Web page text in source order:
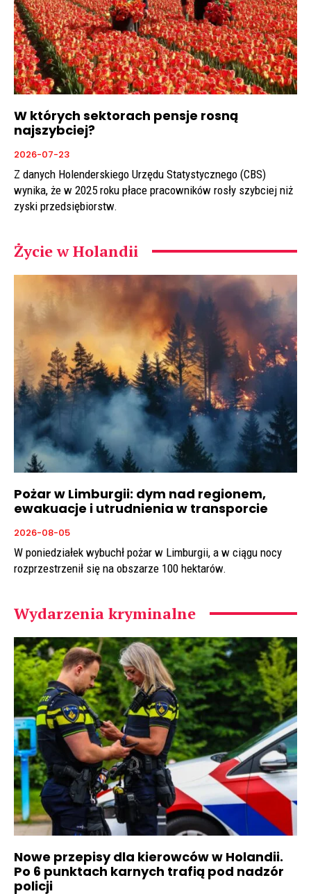
W których sektorach pensje rosną
najszybciej?
2026-07-23
Z danych Holenderskiego Urzędu Statystycznego (CBS)
wynika, że w 2025 roku płace pracowników rosły szybciej niż
zyski przedsiębiorstw.
Życie w Holandii
Pożar w Limburgii: dym nad regionem,
ewakuacje i utrudnienia w transporcie
2026-08-05
W poniedziałek wybuchł pożar w Limburgii, a w ciągu nocy
rozprzestrzenił się na obszarze 100 hektarów.
Wydarzenia kryminalne
Nowe przepisy dla kierowców w Holandii.
Po 6 punktach karnych trafią pod nadzór
policji